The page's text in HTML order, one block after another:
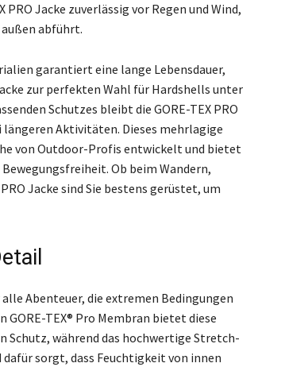
Jacke zuverlässig vor Regen und Wind,
abführt.
garantiert eine lange Lebensdauer,
zur perfekten Wahl für Hardshells unter
Schutzes bleibt die GORE-TEX PRO
Aktivitäten. Dieses mehrlagige
von Outdoor-Profis entwickelt und bietet
Ob beim Wandern,
Jacke sind Sie bestens gerüstet, um
Abenteuer, die extremen Bedingungen
TEX® Pro Membran bietet diese
Schutz, während das hochwertige Stretch-
sorgt, dass Feuchtigkeit von innen